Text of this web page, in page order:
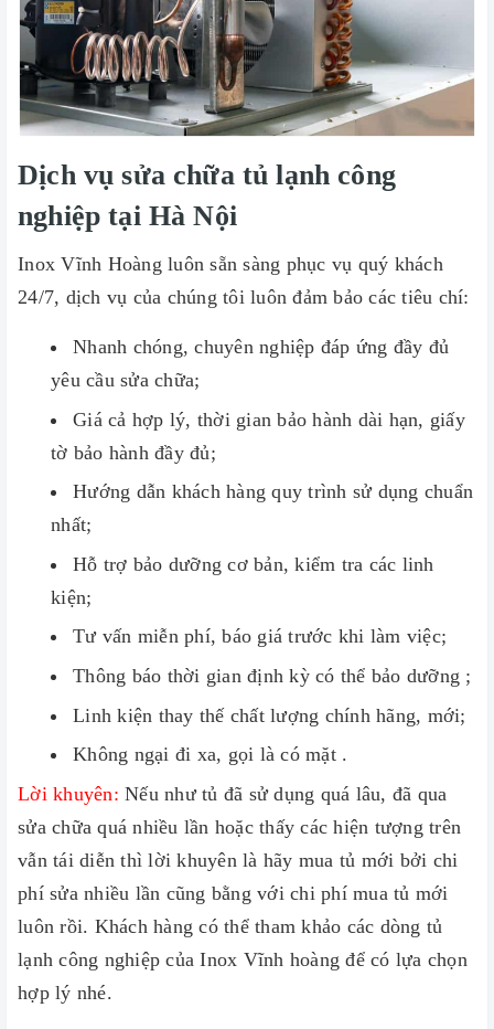
Dịch vụ sửa chữa tủ lạnh công
nghiệp tại Hà Nội
Inox Vĩnh Hoàng luôn sẵn sàng phục vụ quý khách
24/7, dịch vụ của chúng tôi luôn đảm bảo các tiêu chí:
Nhanh chóng, chuyên nghiệp đáp ứng đầy đủ
yêu cầu sửa chữa;
Giá cả hợp lý, thời gian bảo hành dài hạn, giấy
tờ bảo hành đầy đủ;
Hướng dẫn khách hàng quy trình sử dụng chuẩn
nhất;
Hỗ trợ bảo dưỡng cơ bản, kiểm tra các linh
kiện;
Tư vấn miễn phí, báo giá trước khi làm việc;
Thông báo thời gian định kỳ có thể bảo dưỡng ;
Linh kiện thay thế chất lượng chính hãng, mới;
Không ngại đi xa, gọi là có mặt .
Lời khuyên: Nếu như tủ đã sử dụng quá lâu, đã qua
sửa chữa quá nhiều lần hoặc thấy các hiện tượng trên
vẫn tái diễn thì lời khuyên là hãy mua tủ mới bởi chi
phí sửa nhiều lần cũng bằng với chi phí mua tủ mới
luôn rồi. Khách hàng có thể tham khảo các dòng tủ
lạnh công nghiệp của Inox Vĩnh hoàng để có lựa chọn
hợp lý nhé.